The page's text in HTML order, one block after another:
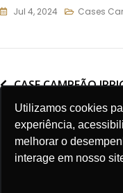
Utilizamos cookies
experiência,
melhorar o
interage em nosso
Jul 4, 2024 Cases
CASE CAMPEÃO
O site CESB - Comitê
continuar sua
Saiba